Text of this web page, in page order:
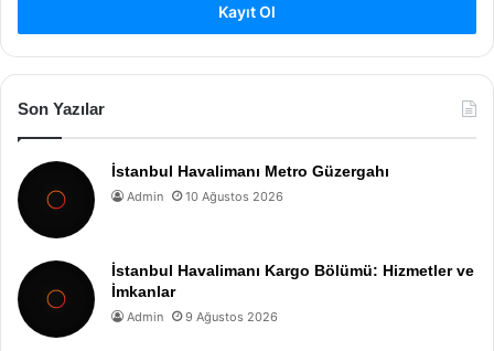
Kayıt Ol
Son Yazılar
İstanbul Havalimanı Metro Güzergahı
Admin 10 Ağustos 2026
İstanbul Havalimanı Kargo Bölümü: Hizmetler ve
İmkanlar
Admin 9 Ağustos 2026